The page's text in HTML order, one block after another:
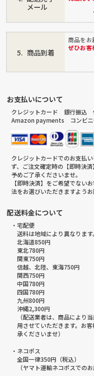
メール
商品到着
商品をお
ぜひお客
お支払いについて
クレジットカード 銀行振込
Amazon payments コンビ
クレジットカードでのお支払
ず、ご注文確定時の【即時決済
予めご了承くださいませ。
【即時決済】をご希望でない
法をお選びいただきますようお
配送料金について
・宅配便
送料は地域により異なります。
北海道850円
東北780円
関東750円
信越、北陸、東海750円
関西750円
中国780円
四国780円
九州800円
沖縄2,300円
（配送業者は、商品により
用させていただきます。お
承くださいませ）
・ネコポス
全国一律350円（税込）
（ヤマト運輸ネコポスでの